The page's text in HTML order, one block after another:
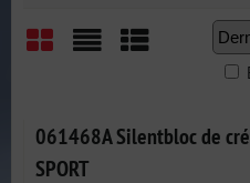
061468A Silentbloc de
SPORT